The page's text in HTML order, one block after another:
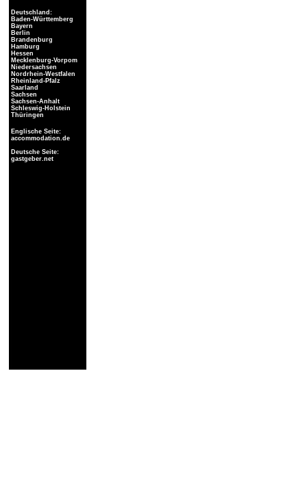
Deutschland:
Baden-Württemberg
Bayern
Berlin
Brandenburg
Hamburg
Hessen
Mecklenburg-Vorpom
Niedersachsen
Nordrhein-Westfalen
Rheinland-Pfalz
Saarland
Sachsen
Sachsen-Anhalt
Schleswig-Holstein
Thüringen
Englische Seite:
accommodation.de
Deutsche Seite:
gastgeber.net